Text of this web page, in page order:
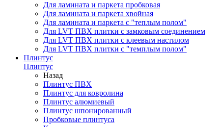
Для ламината и паркета пробковая
Для ламината и паркета хвойная
Для ламината и паркета с "теплым полом"
Для LVT ПВХ плитки с замковым соединением
Для LVT ПВХ плитки с клеевым настилом
Для LVT ПВХ плитки с "темплым полом"
Плинтус
Плинтус
Назад
Плинтус ПВХ
Плинтус для ковролина
Плинтус алюмиевый
Плинтус шпонированный
Пробковые плинтуса